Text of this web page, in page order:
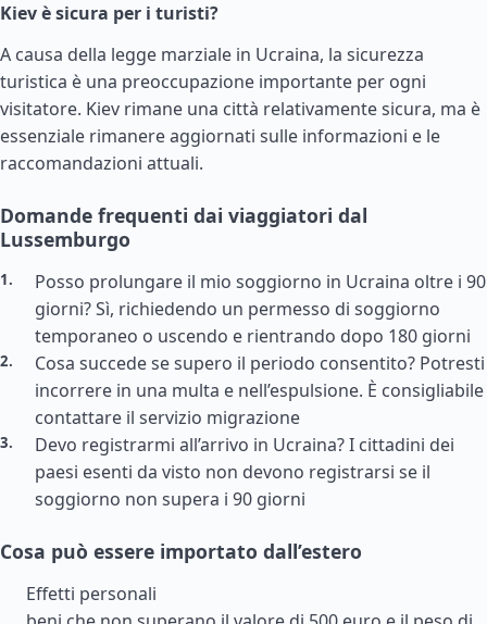
Kiev è sicura per i turisti?
A causa della legge marziale in Ucraina, la sicurezza
turistica è una preoccupazione importante per ogni
visitatore. Kiev rimane una città relativamente sicura, ma è
essenziale rimanere aggiornati sulle informazioni e le
raccomandazioni attuali.
Domande frequenti dai viaggiatori dal
Lussemburgo
Posso prolungare il mio soggiorno in Ucraina oltre i 90
giorni? Sì, richiedendo un permesso di soggiorno
temporaneo o uscendo e rientrando dopo 180 giorni
Cosa succede se supero il periodo consentito? Potresti
incorrere in una multa e nell’espulsione. È consigliabile
contattare il servizio migrazione
Devo registrarmi all’arrivo in Ucraina? I cittadini dei
paesi esenti da visto non devono registrarsi se il
soggiorno non supera i 90 giorni
Cosa può essere importato dall’estero
Effetti personali